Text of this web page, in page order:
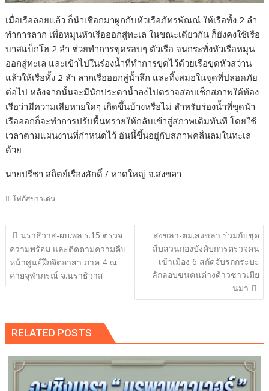
เมื่อเรือลอยแล้ว ก็นำเชือกมาผูกกับหัวเรือภัทรพัณณ์ ให้เรือทั้ง 2 ลำ
ทำการลาก เพื่อหมุนหัวเรือออกสู่ทะเล ในขณะเดียวกัน ก็ยังคงใช้เรือ
บาสแบ็กโฮ 2 ลำ ช่วยทำการขุดรอบๆ ตัวเรือ จนกระทั่งหัวเรือหมุน
ออกสู่ทะเล และเข้าไปในร่องน้ำที่ทำการขุดไว้ด้วยเรือขุดหัวสว่าน
แล้วให้เรือทั้ง 2 ลำ ลากเรือออกสู่น้ำลึก และทิ้งสมอในจุดที่ปลอดภัย
ต่อไป หลังจากนั้นจะมีนักประดาน้ำลงไปตรวจสอบเช็กสภาพใต้ท้อง
เรือว่ามีความเสียหายใดๆ เกิดขึ้นบ้างหรือไม่ สำหรับร่องน้ำที่ขุดนำ
เรือออกก็จะทำการปรับพื้นทรายให้กลับเข้าสู่สภาพเดิมทันที โดยใช้
เวลาตามแผนงานที่กำหนดไว้ อันนี้ขึ้นอยู่กับสภาพคลื่นลมในทะเล
ด้วย
นายปรีชา สถิตย์เรืองศักดิ์ / หาดใหญ่ จ.สงขลา
โฟกัสข่าวเด่น
แนะแนว
เรื่อง
นราธิวาส-ผบ.พล.ร.15 ตรวจ
ความพร้อม และติดตามความคืบ
หน้าศูนย์ฝึกจิตอาสา ภาค 4 ณ
ค่ายจุฬาภรณ์ จ.นราธิวาส
สงขลา-ตม.สงขลา ร่วมกับชุด
สืบสวนกองบังคับการตรวจคน
เข้าเมือง 6 สกัดจับรถกระบะ
ลักลอบขนคนต่างด้าวชาวเมีย
นมา
RELATED POSTS